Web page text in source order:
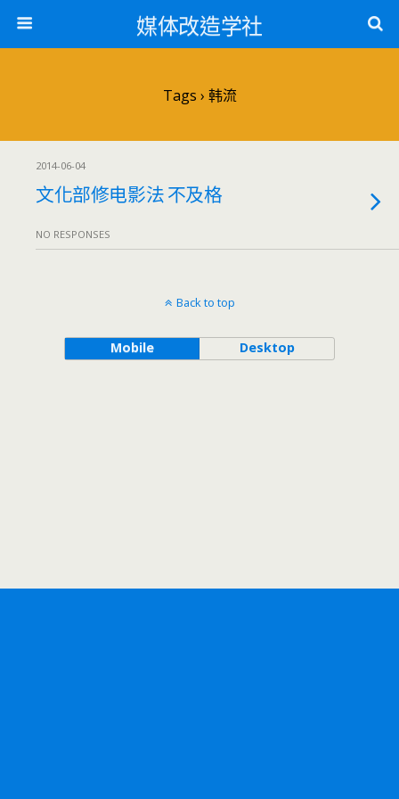
媒体改造学社
Tags › 韩流
2014-06-04
文化部修电影法 不及格
NO RESPONSES
Back to top
Mobile Desktop